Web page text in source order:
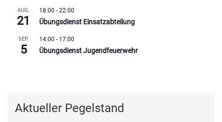
AUG.
21
18:00 - 22:00
Übungsdienst Einsatzabteilung
SEP.
5
14:00 - 17:00
Übungsdienst Jugendfeuerwehr
Aktueller Pegelstand